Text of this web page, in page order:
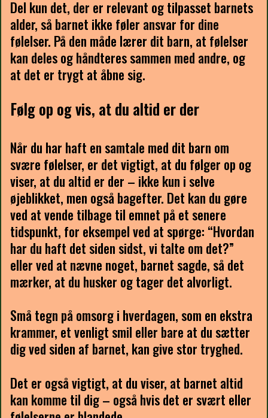
Del kun det, der er relevant og tilpasset barnets
alder, så barnet ikke føler ansvar for dine
følelser. På den måde lærer dit barn, at følelser
kan deles og håndteres sammen med andre, og
at det er trygt at åbne sig.
Følg op og vis, at du altid er der
Når du har haft en samtale med dit barn om
svære følelser, er det vigtigt, at du følger op og
viser, at du altid er der – ikke kun i selve
øjeblikket, men også bagefter. Det kan du gøre
ved at vende tilbage til emnet på et senere
tidspunkt, for eksempel ved at spørge: “Hvordan
har du haft det siden sidst, vi talte om det?”
eller ved at nævne noget, barnet sagde, så det
mærker, at du husker og tager det alvorligt.
Små tegn på omsorg i hverdagen, som en ekstra
krammer, et venligt smil eller bare at du sætter
dig ved siden af barnet, kan give stor tryghed.
Det er også vigtigt, at du viser, at barnet altid
kan komme til dig – også hvis det er svært eller